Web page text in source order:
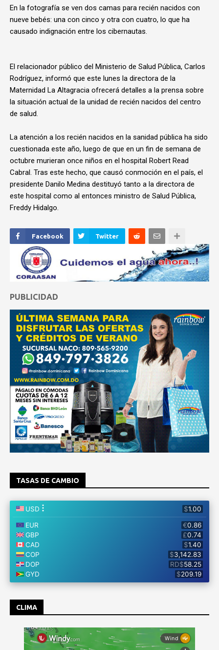
En la fotografía se ven dos camas para recién nacidos con
nueve bebés: una con cinco y otra con cuatro, lo que ha
causado indignación entre los cibernautas.
El relacionador público del Ministerio de Salud Pública, Carlos
Rodríguez, informó que este lunes la directora de la
Maternidad La Altagracia ofrecerá detalles a la prensa sobre
la situación actual de la unidad de recién nacidos del centro
de salud.
La atención a los recién nacidos en la sanidad pública ha sido
cuestionada este año, luego de que en un fin de semana de
octubre murieran once niños en el hospital Robert Read
Cabral. Tras este hecho, que causó conmoción en el país, el
presidente Danilo Medina destituyó tanto a la directora de
este hospital como al entonces ministro de Salud Pública,
Freddy Hidalgo.
Facebook Twitter
PUBLICIDAD
TASAS DE CAMBIO
CLIMA